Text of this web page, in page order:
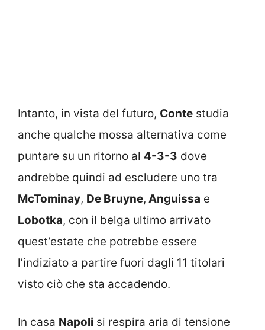
Intanto, in vista del futuro, Conte studia
anche qualche mossa alternativa come
puntare su un ritorno al 4-3-3 dove
andrebbe quindi ad escludere uno tra
McTominay, De Bruyne, Anguissa e
Lobotka, con il belga ultimo arrivato
quest’estate che potrebbe essere
l’indiziato a partire fuori dagli 11 titolari
visto ciò che sta accadendo.
In casa Napoli si respira aria di tensione